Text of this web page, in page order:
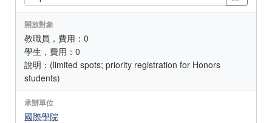
開放對象
教職員，費用：0
學生，費用：0
說明：(limited spots; priority registration for Honors
students)
承辦單位
國際學院